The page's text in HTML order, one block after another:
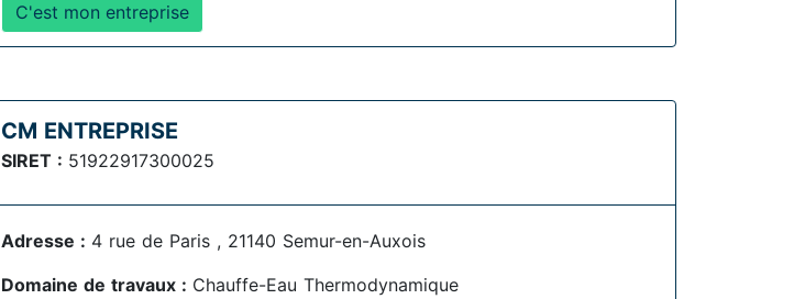
C'est mon entreprise
CM ENTREPRISE
SIRET : 51922917300025
Adresse : 4 rue de Paris , 21140 Semur-en-Auxois
Domaine de travaux : Chauffe-Eau Thermodynamique